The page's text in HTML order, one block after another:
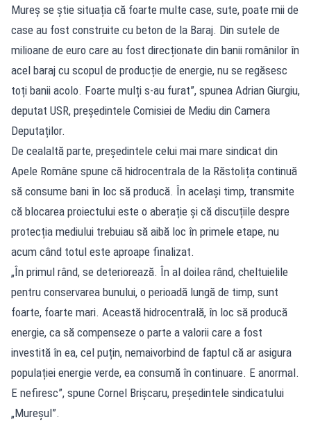
Mureș se știe situația că foarte multe case, sute, poate mii de
case au fost construite cu beton de la Baraj. Din sutele de
milioane de euro care au fost direcționate din banii românilor în
acel baraj cu scopul de producție de energie, nu se regăsesc
toți banii acolo. Foarte mulți s-au furat”, spunea Adrian Giurgiu,
deputat USR, președintele Comisiei de Mediu din Camera
Deputaților.
De cealaltă parte, președintele celui mai mare sindicat din
Apele Române spune că hidrocentrala de la Răstolița continuă
să consume bani în loc să producă. În același timp, transmite
că blocarea proiectului este o aberație și că discuțiile despre
protecția mediului trebuiau să aibă loc în primele etape, nu
acum când totul este aproape finalizat.
„În primul rând, se deteriorează. În al doilea rând, cheltuielile
pentru conservarea bunului, o perioadă lungă de timp, sunt
foarte, foarte mari. Această hidrocentrală, în loc să producă
energie, ca să compenseze o parte a valorii care a fost
investită în ea, cel puțin, nemaivorbind de faptul că ar asigura
populației energie verde, ea consumă în continuare. E anormal.
E nefiresc”, spune Cornel Brișcaru, președintele sindicatului
„Mureșul”.